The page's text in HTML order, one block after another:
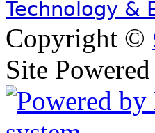
Technology &
Copyright ©
Site